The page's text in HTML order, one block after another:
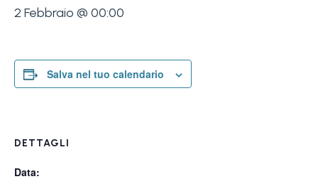
2 Febbraio @ 00:00
Salva nel tuo calendario
DETTAGLI
Data: